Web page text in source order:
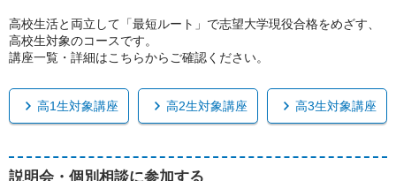
高校生活と両立して「最短ルート」で志望大学現役合格をめざす、
高校生対象のコースです。
講座一覧・詳細はこちらからご確認ください。
高1生対象講座 高2生対象講座 高3生対象講座
説明会・個別相談に参加する